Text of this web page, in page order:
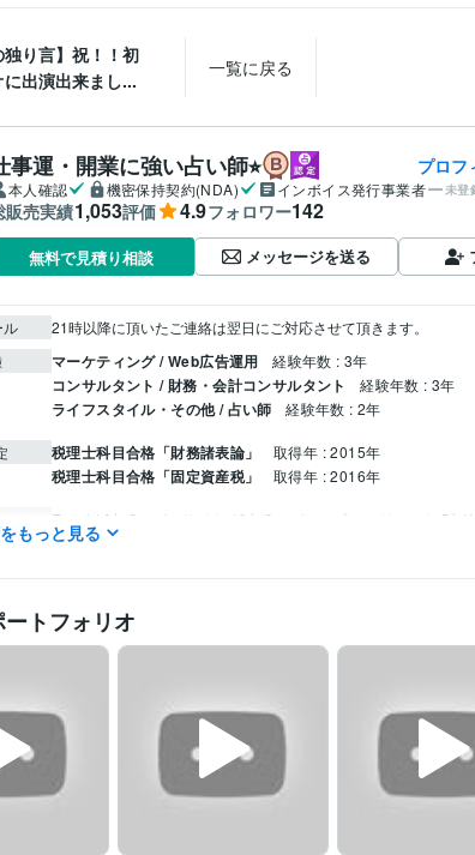
独り言】祝！！初
出演出来まし...
一覧に戻る
事運・開業に強い占い師⭐︎ プロフ
本人確認 機密保持契約(NDA) インボイス発行事業者 未登
販売実績1,053評価 4.9フォロワー142
無料で見積り相談 メッセージを送る
ル 21時以降に頂いたご連絡は翌日にご対応させて頂きます。
マーケティング / Web広告運用 経験年数 : 3年
コンサルタント / 財務・会計コンサルタント 経験年数 : 3年
ライフスタイル・その他 / 占い師 経験年数 : 2年
税理士科目合格「財務諸表論」 取得年 : 2015年
税理士科目合格「固定資産税」 取得年 : 2016年
Excel:10年 Google サイト:10年 Google スプレッドシート:5年
勘定奉行:1年
手相:2年ルノルマンカード:0年数秘術:0年
占い 手相鑑定
もっと見る
トフォリオ